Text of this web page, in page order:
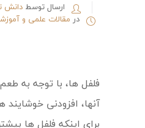
ارسال توسط دانش
در مقالات علمی و
فلفل ها، با توجه به
آنها، افزودنی خوشایند
برای اینکه فلفل ها